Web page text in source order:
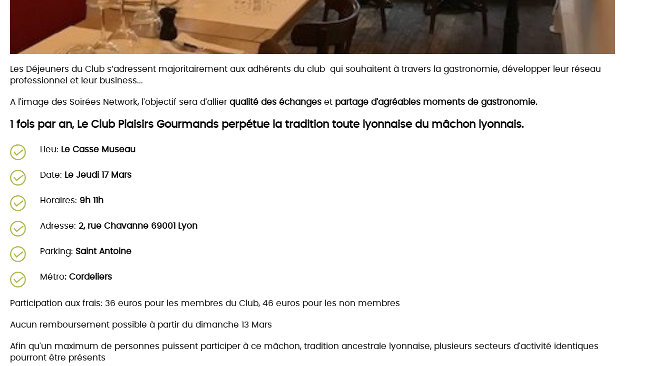
Les Déjeuners du Club s’adressent majoritairement aux adhérents du club qui souhaitent à travers la gastronomie, développer leur réseau
professionnel et leur business...
A l'image des Soirées Network, l'objectif sera d'allier qualité des échanges et partage d'agréables moments de gastronomie.
1 fois par an, Le Club Plaisirs Gourmands perpétue la tradition toute lyonnaise du mâchon lyonnais.
Lieu: Le Casse Museau
Date: Le Jeudi 17 Mars
Horaires: 9h 11h
Adresse: 2, rue Chavanne 69001 Lyon
Parking: Saint Antoine
Métro: Cordeliers
Participation aux frais: 36 euros pour les membres du Club, 46 euros pour les non membres
Aucun remboursement possible à partir du dimanche 13 Mars
Afin qu'un maximum de personnes puissent participer à ce mâchon, tradition ancestrale lyonnaise, plusieurs secteurs d'activité identiques
pourront être présents